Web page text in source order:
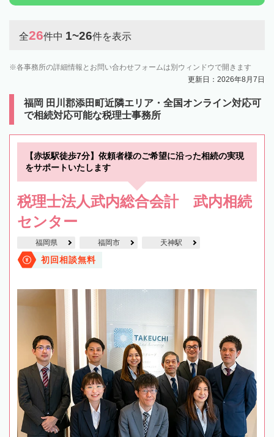
全26件中 1~26件を表示
各事務所の詳細情報とお問い合わせフォームは別ウィンドウで開きます
更新日：2026年8月7日
福岡 田川郡添田町近隣エリア・全国オンライン対応可
で相続対応可能な税理士事務所
【赤坂駅徒歩7分】依頼者様のご希望に沿った相続の実現
をサポートいたします
税理士法人武内総合会計 武内相続
センター
福岡県 福岡市 天神駅
初回相談無料